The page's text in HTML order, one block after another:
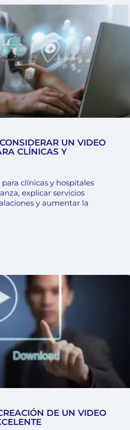
UN VIDEO
CLÍNICAS Y
clínicas y hospitales
explicar servicios
y aumentar la
DE UN VIDEO